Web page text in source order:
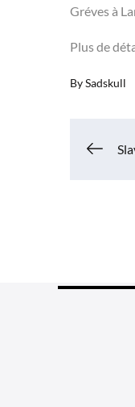
Gréves à
Plus de
BySadskull